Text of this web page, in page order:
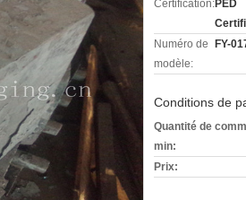
Certification:PED
Numéro de
modèle:
FY-
Conditions de
Quantité de
min:
Prix: